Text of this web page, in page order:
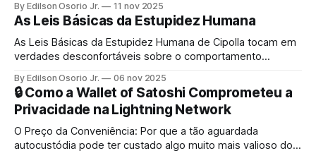
By Edilson Osorio Jr. 11 nov 2025
As Leis Básicas da Estupidez Humana
As Leis Básicas da Estupidez Humana de Cipolla tocam em
verdades desconfortáveis sobre o comportamento
By Edilson Osorio Jr. 06 nov 2025
🔒 Como a Wallet of Satoshi Comprometeu a
Privacidade na Lightning Network
O Preço da Conveniência: Por que a tão aguardada
autocustódia pode ter custado algo muito mais valioso do